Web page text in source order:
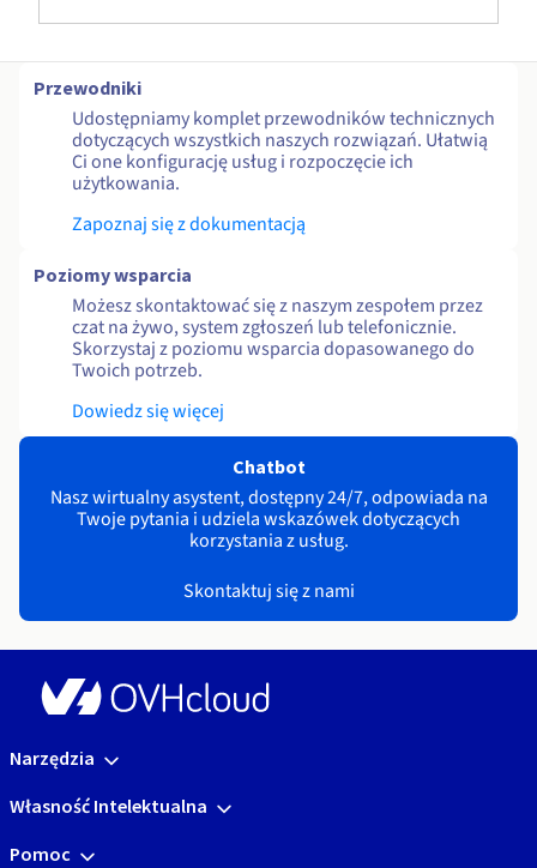
Przewodniki
Udostępniamy komplet przewodników technicznych
dotyczących wszystkich naszych rozwiązań. Ułatwią
Ci one konfigurację usług i rozpoczęcie ich
użytkowania.
Zapoznaj się z dokumentacją
Poziomy wsparcia
Możesz skontaktować się z naszym zespołem przez
czat na żywo, system zgłoszeń lub telefonicznie.
Skorzystaj z poziomu wsparcia dopasowanego do
Twoich potrzeb.
Dowiedz się więcej
Chatbot
Nasz wirtualny asystent, dostępny 24/7, odpowiada na
Twoje pytania i udziela wskazówek dotyczących
korzystania z usług.
Skontaktuj się z nami
Narzędzia
Własność Intelektualna
Pomoc